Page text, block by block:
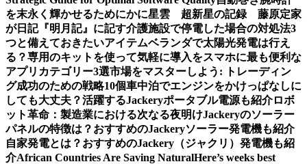
を末永く輝かせるためにかに星雲 超新星の記録 藤原定家
が日記『明月記』に記す介護施設で停電した場合の対処法3
つと備えておきたいアイテムベランダで太陽光発電は行え
る？専用のキットを使って気軽に導入をスマホに最も便利な
アプリカテゴリー3選市場をマスターしよう: トレーディン
グ成功のための戦略10個車中泊でエンジンをかけっぱなしに
しても大丈夫？活躍するJackeryポータブル電源も紹介ロボ
ット革命：製造業における次なる夜明けJackeryのソーラー
パネルの特徴は？おすすめのJackeryソーラー発電機も紹介
自家発電とは？おすすめのJackery（ジャクリ）発電機も紹
介African Countries Are Saving NaturalHere’s weeks best